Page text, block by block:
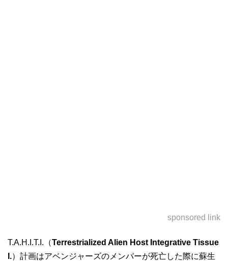
sponsored link
T.A.H.I.T.I.（Terrestrialized Alien Host Integrative Tissue
I.）計画はアベンジャーズのメンバーが死亡した際に蘇生